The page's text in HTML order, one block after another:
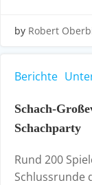
by Robert
Berichte
Schach-
Schachparty
Rund 200
Schlussrunde